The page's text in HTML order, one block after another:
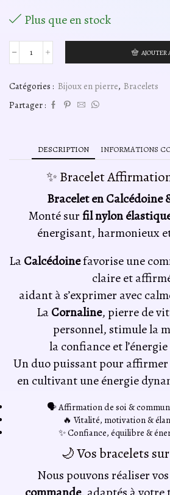
Plus que en stock
quantité
de
affirmation
vitalité
AJOUTER
Catégories : Bijoux en pierre, Bracelets
Partager :
DESCRIPTION INFORMATIONS
✨ Bracelet
Bracelet en Calcédoine
Monté surfil nylon
énergisant, harmonieux
LaCalcédoinefavorise une
claire et
aidant à s’exprimer avec
LaCornaline, pierre de
personnel, stimule la
la confiance et
Un duo puissant pour
en cultivant une énergie
🗣️ Affirmation de soi &
🔥 Vitalité, motivation &
✨ Confiance, équilibre &
🌙 Vos bracelets
Nous pouvons réaliser